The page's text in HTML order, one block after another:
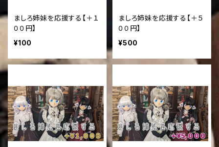
ましろ姉妹を応援する【＋１
００円】
¥100
ましろ姉妹を応援する【＋５
００円】
¥500